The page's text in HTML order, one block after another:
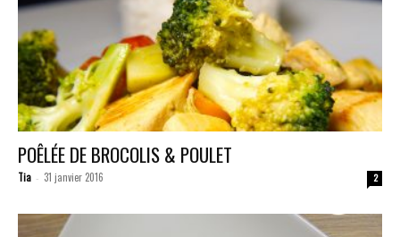
POÊLÉE DE BROCOLIS & POULET
Tia - 31 janvier 2016 2